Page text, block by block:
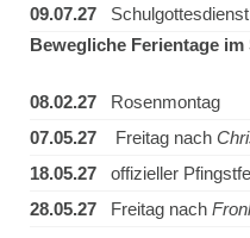
09.07.27
Bewegliche Ferientage im
08.02.27 Rosenmontag
07.05.27 Freitag nach
18.05.27 offizieller
28.05.27 Freitag nach